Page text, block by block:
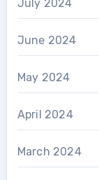
July 2024
June 2024
May 2024
April 2024
March 2024